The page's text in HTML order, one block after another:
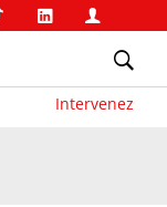
Intervenez